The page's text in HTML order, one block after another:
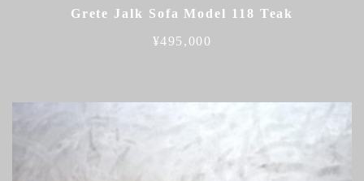
Grete Jalk Sofa Model 118 Teak
¥495,000